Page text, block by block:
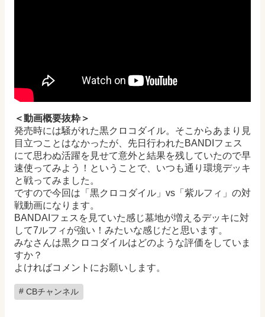
＜動画概要抜粋＞
発売時には騒がれた黒クロコダイル。そこからあまり見
目立つことはなかったが、先日行われたBANDIフェス
にて思わぬ活躍を見せて意外と結果を残していたので早
速使ってみよう！ということで、いつも通り環境デッキ
と戦ってみました。
ですので今回は「黒クロコダイル」vs「紫ルフィ」の対
戦動画になります。
BANDAIフェスを見ていた感じ墓地が増えるデッキに対
して7ルフィが強い！みたいな感じだと思います。
みなさんは黒クロコダイルはどのような評価をしていま
すか？
よければコメントにお願いします。
CBチャンネル